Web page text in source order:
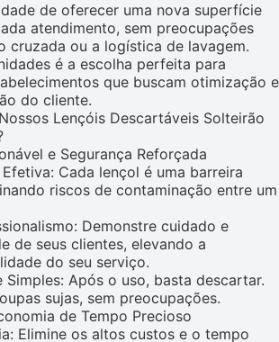
de oferecer uma nova superfície
atendimento, sem preocupações
cruzada ou a logística de lavagem.
é a escolha perfeita para
que buscam otimização e
do cliente.
Lençóis Descartáveis Solteirão
e Segurança Reforçada
Cada lençol é uma barreira
riscos de contaminação entre um
Demonstre cuidado e
de seus clientes, elevando a
do seu serviço.
Simples: Após o uso, basta descartar.
sujas, sem preocupações.
de Tempo Precioso
Elimine os altos custos e o tempo